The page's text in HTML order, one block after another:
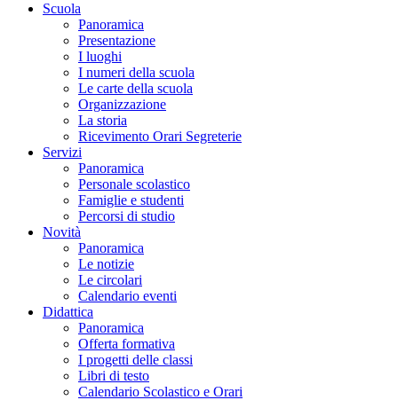
Scuola
Panoramica
Presentazione
I luoghi
I numeri della scuola
Le carte della scuola
Organizzazione
La storia
Ricevimento Orari Segreterie
Servizi
Panoramica
Personale scolastico
Famiglie e studenti
Percorsi di studio
Novità
Panoramica
Le notizie
Le circolari
Calendario eventi
Didattica
Panoramica
Offerta formativa
I progetti delle classi
Libri di testo
Calendario Scolastico e Orari